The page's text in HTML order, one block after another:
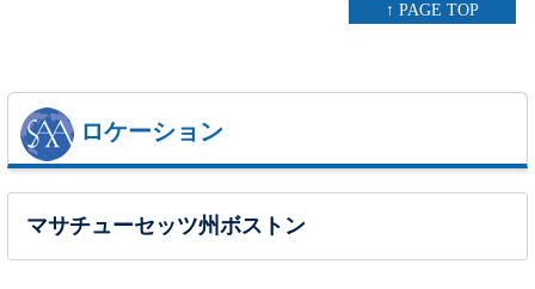
↑ PAGE TOP
ロケーション
マサチューセッツ州ボストン